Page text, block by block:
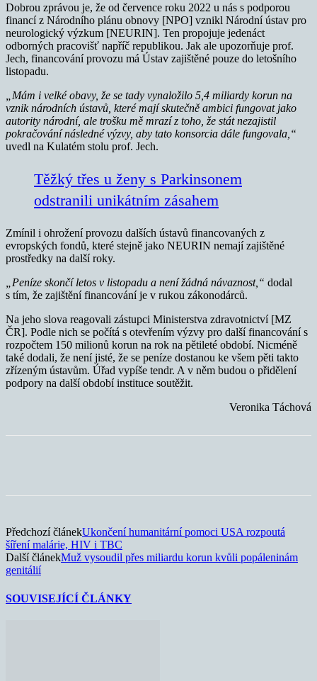
Dobrou zprávou je, že od července roku 2022 u nás s podporou
financí z Národního plánu obnovy [NPO] vznikl Národní ústav pro
neurologický výzkum [NEURIN]. Ten propojuje jedenáct
odborných pracovišť napříč republikou. Jak ale upozorňuje prof.
Jech, financování provozu má Ústav zajištěné pouze do letošního
listopadu.
„Mám i velké obavy, že se tady vynaložilo 5,4 miliardy korun na
vznik národních ústavů, které mají skutečně ambici fungovat jako
autority národní, ale trošku mě mrazí z toho, že stát nezajistil
pokračování následné výzvy, aby tato konsorcia dále fungovala,“
uvedl na Kulatém stolu prof. Jech.
Těžký třes u ženy s Parkinsonem
odstranili unikátním zásahem
Zmínil i ohrožení provozu dalších ústavů financovaných z
evropských fondů, které stejně jako NEURIN nemají zajištěné
prostředky na další roky.
„Peníze skončí letos v listopadu a není žádná návaznost,“ dodal
s tím, že zajištění financování je v rukou zákonodárců.
Na jeho slova reagovali zástupci Ministerstva zdravotnictví [MZ
ČR]. Podle nich se počítá s otevřením výzvy pro další financování s
rozpočtem 150 milionů korun na rok na pětileté období. Nicméně
také dodali, že není jisté, že se peníze dostanou ke všem pěti takto
zřízeným ústavům. Úřad vypíše tendr. A v něm budou o přidělení
podpory na další období instituce soutěžit.
Veronika Táchová
Předchozí článekUkončení humanitární pomoci USA rozpoutá
šíření malárie, HIV i TBC
Další článekMuž vysoudil přes miliardu korun kvůli popáleninám
genitálií
SOUVISEJÍCÍ ČLÁNKY